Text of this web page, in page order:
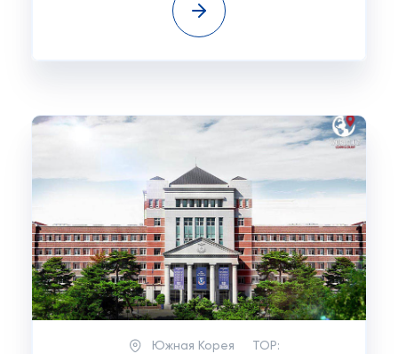
Южная Корея TOP: